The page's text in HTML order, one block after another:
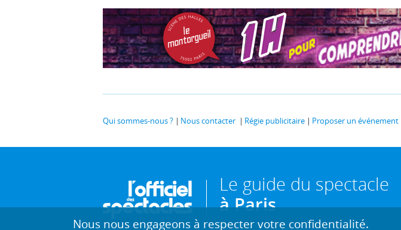
Qui sommes-nous ? Nous contacter Régie publicitaire Proposer un événement
Le guide du spectacle
à Paris
Nous nous engageons à respecter votre confidentialité.